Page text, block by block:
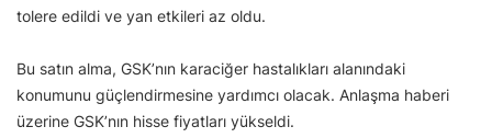
tolere edildi ve yan etkileri az oldu.
Bu satın alma, GSK’nın karaciğer hastalıkları alanındaki
konumunu güçlendirmesine yardımcı olacak. Anlaşma haberi
üzerine GSK’nın hisse fiyatları yükseldi.